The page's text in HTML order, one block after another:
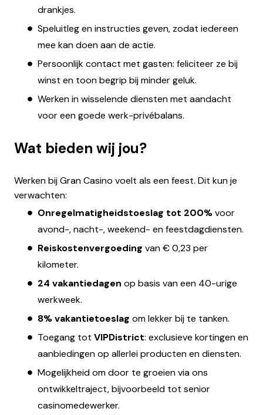
drankjes.
Speluitleg en instructies geven, zodat iedereen
mee kan doen aan de actie.
Persoonlijk contact met gasten: feliciteer ze bij
winst en toon begrip bij minder geluk.
Werken in wisselende diensten met aandacht
voor een goede werk-privébalans.
Wat bieden wij jou?
Werken bij Gran Casino voelt als een feest. Dit kun je
verwachten:
Onregelmatigheidstoeslag tot 200%voor
avond-, nacht-, weekend- en feestdagdiensten.
Reiskostenvergoeding van € 0,23 per
kilometer.
24 vakantiedagen op basis van een 40-urige
werkweek.
8% vakantietoeslag om lekker bij te tanken.
Toegang tot VIPDistrict: exclusieve kortingen en
aanbiedingen op allerlei producten en diensten.
Mogelijkheid om door te groeien via ons
ontwikkeltraject, bijvoorbeeld tot senior
casinomedewerker.